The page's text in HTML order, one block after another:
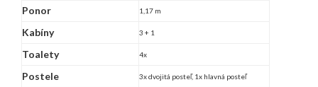
Ponor 1,17 m
Kabíny 3 + 1
Toalety 4x
Postele 3x dvojitá posteľ, 1x hlavná posteľ